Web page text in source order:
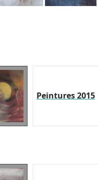
Peintures 2015